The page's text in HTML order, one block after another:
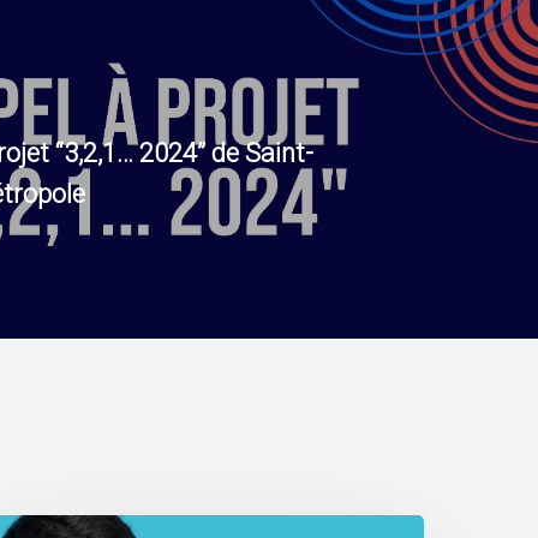
“3,2,1… 2024” de Saint-